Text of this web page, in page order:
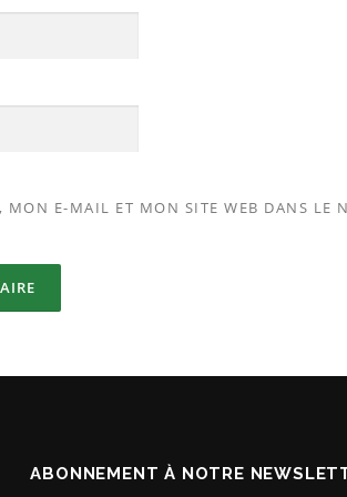
MON E-MAIL ET MON SITE WEB DANS LE
ABONNEMENT À NOTRE